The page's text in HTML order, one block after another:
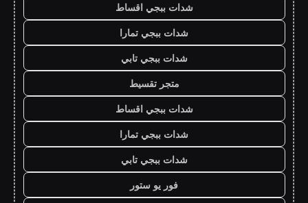
شدات ببجي اقساط
شدات ببجي تمارا
شدات ببجي تابي
متجر تقسيط
شدات ببجي اقساط
شدات ببجي تمارا
شدات ببجي تابي
فور يو ستور